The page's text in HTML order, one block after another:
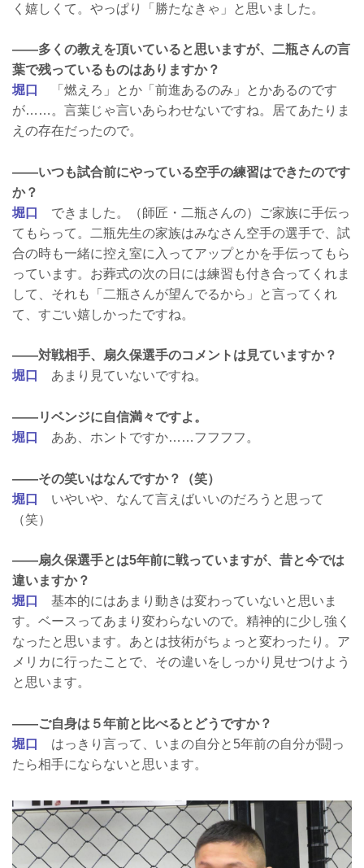
く嬉しくて。やっぱり「勝たなきゃ」と思いました。
——多くの教えを頂いていると思いますが、二瓶さんの言
葉で残っているものはありますか？
堀口
「燃えろ」とか「前進あるのみ」とかあるのです
が……。言葉じゃ言いあらわせないですね。居てあたりま
えの存在だったので。
——いつも試合前にやっている空手の練習はできたのです
か？
堀口
できました。（師匠・二瓶さんの）ご家族に手伝っ
てもらって。二瓶先生の家族はみなさん空手の選手で、試
合の時も一緒に控え室に入ってアップとかを手伝ってもら
っています。お葬式の次の日には練習も付き合ってくれま
して、それも「二瓶さんが望んでるから」と言ってくれ
て、すごい嬉しかったですね。
——対戦相手、扇久保選手のコメントは見ていますか？
堀口
あまり見ていないですね。
——リベンジに自信満々ですよ。
堀口
ああ、ホントですか……フフフフ。
——その笑いはなんですか？（笑）
堀口
いやいや、なんて言えばいいのだろうと思って
（笑）
——扇久保選手とは5年前に戦っていますが、昔と今では
違いますか？
堀口
基本的にはあまり動きは変わっていないと思いま
す。ベースってあまり変わらないので。精神的に少し強く
なったと思います。あとは技術がちょっと変わったり。ア
メリカに行ったことで、その違いをしっかり見せつけよう
と思います。
——ご自身は５年前と比べるとどうですか？
堀口
はっきり言って、いまの自分と5年前の自分が闘っ
たら相手にならないと思います。